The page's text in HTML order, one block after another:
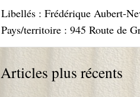
Libellés : Frédérique Aubert-
Pays/territoire : 945 Route de
Articles plus récents